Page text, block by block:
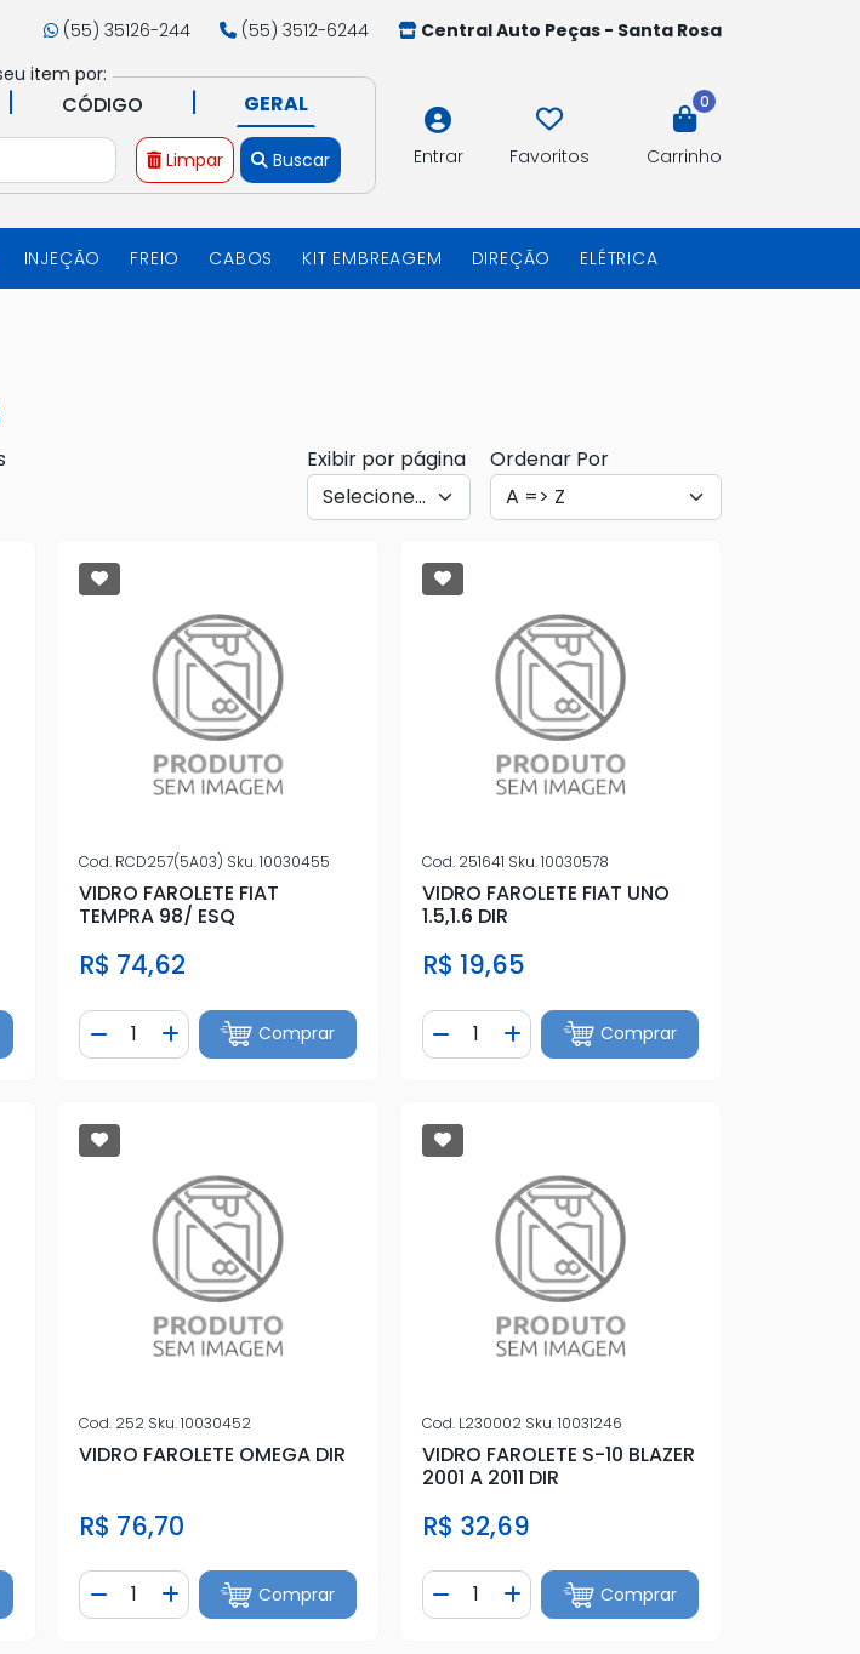
(55) 35126-244 (55) 3512-6244
Central Auto Peças - Santa Rosa
item por:
| CÓDIGO | GERAL
Limpar Buscar Entrar Favoritos
0
Carrinho
INJEÇÃO FREIO CABOS KIT EMBREAGEM DIREÇÃO ELÉTRICA
Exibir por página Ordenar Por
Cod. RCD257(5A03) Sku.10030455
VIDRO FAROLETE FIAT
TEMPRA 98/ ESQ
R$ 74,62
Diminuir Quantidade
Quantidade
Adicionar Quantidade
Comprar
Cod.251641 Sku.10030578
VIDRO FAROLETE FIAT UNO
1.5,1.6 DIR
R$ 19,65
Diminuir Quantidade
Quantidade
Adicionar Quantidade
Comprar
Cod. 252 Sku.10030452
VIDRO FAROLETE OMEGA DIR
R$ 76,70
Diminuir Quantidade
Quantidade
Adicionar Quantidade
Comprar
Cod.L230002 Sku.10031246
VIDRO FAROLETE S-10 BLAZER
2001 A 2011 DIR
R$ 32,69
Diminuir Quantidade
Quantidade
Adicionar Quantidade
Comprar